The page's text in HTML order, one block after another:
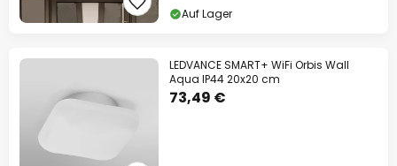
Auf Lager
LEDVANCE SMART+ WiFi Orbis Wall
Aqua IP44 20x20 cm
73,49 €